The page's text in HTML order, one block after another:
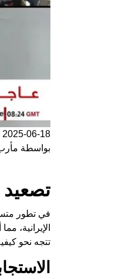
2025-06-18 18:16:24
بواسطة
في تطور
الإيرانية،
تتجه نحو